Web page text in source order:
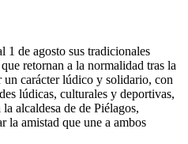
1 de agosto sus tradicionales
retornan a la normalidad tras la
carácter lúdico y solidario, con
lúdicas, culturales y deportivas,
alcaldesa de de Piélagos,
la amistad que une a ambos